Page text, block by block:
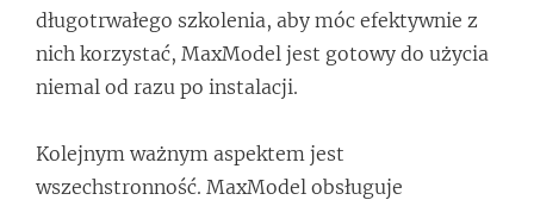
długotrwałego szkolenia, aby móc efektywnie z
nich korzystać, MaxModel jest gotowy do użycia
niemal od razu po instalacji.
Kolejnym ważnym aspektem jest
wszechstronność. MaxModel obsługuje